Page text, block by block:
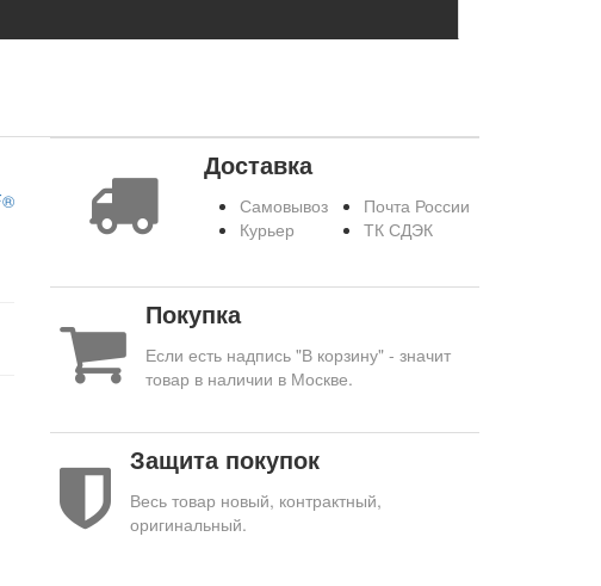
Доставка
Самовывоз
Курьер
Почта России
ТК СДЭК
Покупка
Если есть надпись "В корзину" - значит
товар в наличии в Москве.
Защита покупок
Весь товар новый, контрактный,
оригинальный.